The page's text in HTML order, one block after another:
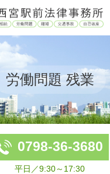
労働問題 残業
0798-36-3680
平日／9:30～17:30